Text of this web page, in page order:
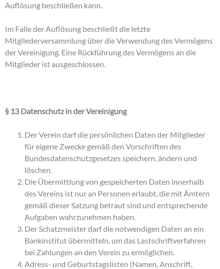
Auflösung beschließen kann.
Im Falle der Auflösung beschließt die letzte
Mitgliederversammlung über die Verwendung des Vermögens
der Vereinigung. Eine Rückführung des Vermögens an die
Mitglieder ist ausgeschlossen.
§ 13 Datenschutz in der Vereinigung
Der Verein darf die persönlichen Daten der Mitglieder
für eigene Zwecke gemäß den Vorschriften des
Bundesdatenschutzgesetzes speichern, ändern und
löschen.
Die Übermittlung von gespeicherten Daten innerhalb
des Vereins ist nur an Personen erlaubt, die mit Ämtern
gemäß dieser Satzung betraut sind und entsprechende
Aufgaben wahrzunehmen haben.
Der Schatzmeister darf die notwendigen Daten an ein
Bankinstitut übermitteln, um das Lastschriftverfahren
bei Zahlungen an den Verein zu ermöglichen.
Adress- und Geburtstagslisten (Namen, Anschrift,